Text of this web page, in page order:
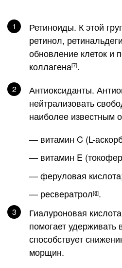
Ретиноиды. К этой
ретинол,
обновление клеток и
коллагена[7].
Антиоксиданты.
нейтрализовать
наиболее известным
— витамин C (L-
— витамин E
— феруловая
— ресвератрол[8].
Гиалуроновая кислота
помогает удерживать
способствует
морщин.